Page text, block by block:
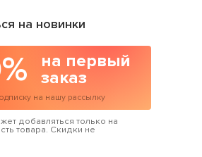
на новинки
на первый
заказ
на нашу рассылку
добавляться только на
товара. Скидки не